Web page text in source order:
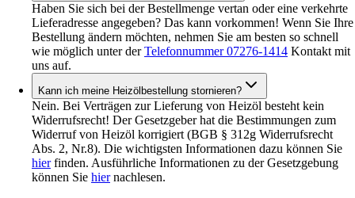
Haben Sie sich bei der Bestellmenge vertan oder eine verkehrte
Lieferadresse angegeben? Das kann vorkommen! Wenn Sie Ihre
Bestellung ändern möchten, nehmen Sie am besten so schnell
wie möglich unter derTelefonnummer 07276-1414 Kontakt mit
uns auf.
Kann ich meine Heizölbestellung stornieren?
Nein. Bei Verträgen zur Lieferung von Heizöl besteht kein
Widerrufsrecht! Der Gesetzgeber hat die Bestimmungen zum
Widerruf von Heizöl korrigiert (BGB § 312g Widerrufsrecht
Abs. 2, Nr.8). Die wichtigsten Informationen dazu können Sie
hierfinden. Ausführliche Informationen zu der Gesetzgebung
können Sie hiernachlesen.